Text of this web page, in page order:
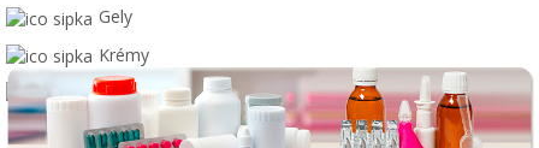
Gely
Krémy
Masti